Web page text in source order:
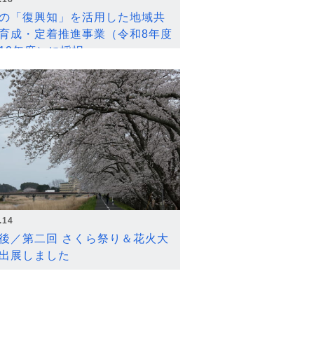
「復興知」を活用した地域共
成・定着推進事業（令和8年度
年度）に採択
／第二回 さくら祭り＆花火大
展しました